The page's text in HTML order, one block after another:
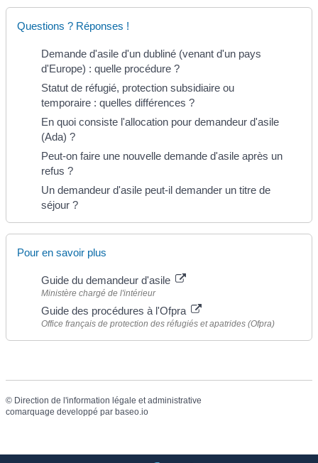
Questions ? Réponses !
Demande d'asile d'un dubliné (venant d'un pays
d'Europe) : quelle procédure ?
Statut de réfugié, protection subsidiaire ou
temporaire : quelles différences ?
En quoi consiste l'allocation pour demandeur d'asile
(Ada) ?
Peut-on faire une nouvelle demande d'asile après un
refus ?
Un demandeur d'asile peut-il demander un titre de
séjour ?
Pour en savoir plus
Guide du demandeur d'asile
Ministère chargé de l'intérieur
Guide des procédures à l'Ofpra
Office français de protection des réfugiés et apatrides (Ofpra)
© Direction de l'information légale et administrative
comarquage developpé par baseo.io